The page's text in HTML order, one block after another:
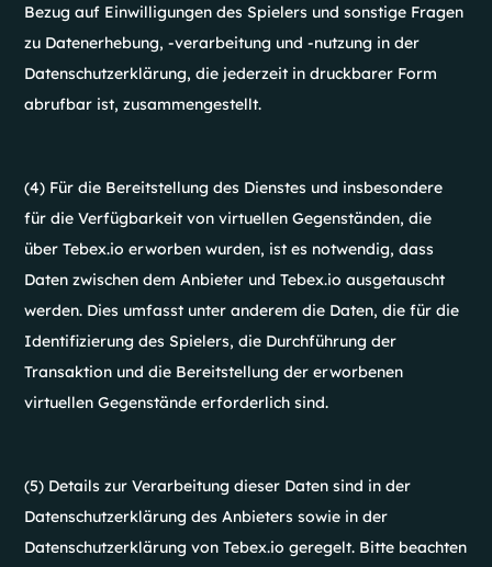
Bezug auf Einwilligungen des Spielers und sonstige Fragen
zu Datenerhebung, -verarbeitung und -nutzung in der
Datenschutzerklärung, die jederzeit in druckbarer Form
abrufbar ist, zusammengestellt.
(4) Für die Bereitstellung des Dienstes und insbesondere
für die Verfügbarkeit von virtuellen Gegenständen, die
über Tebex.io erworben wurden, ist es notwendig, dass
Daten zwischen dem Anbieter und Tebex.io ausgetauscht
werden. Dies umfasst unter anderem die Daten, die für die
Identifizierung des Spielers, die Durchführung der
Transaktion und die Bereitstellung der erworbenen
virtuellen Gegenstände erforderlich sind.
(5) Details zur Verarbeitung dieser Daten sind in der
Datenschutzerklärung des Anbieters sowie in der
Datenschutzerklärung von Tebex.io geregelt. Bitte beachten